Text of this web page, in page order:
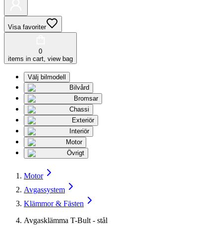
Visa favoriter
0
items in cart, view bag
Välj bilmodell
Bilvård
Bromsar
Chassi
Exteriör
Interiör
Motor
Övrigt
Motor
Avgassystem
Klämmor & Fästen
Avgasklämma T-Bult - stål